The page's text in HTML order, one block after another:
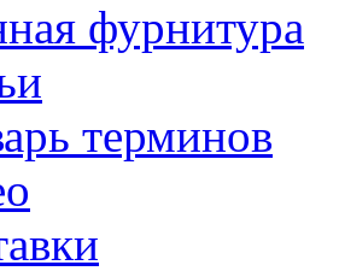
фурнитура
терминов